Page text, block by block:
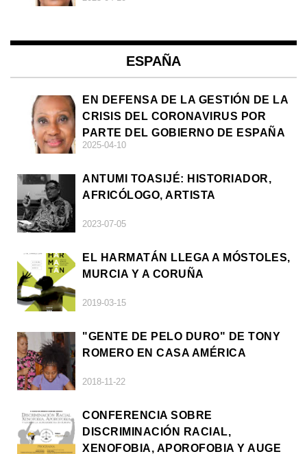
ESPAÑA
EN DEFENSA DE LA GESTIÓN DE LA
CRISIS DEL CORONAVIRUS POR
PARTE DEL GOBIERNO DE ESPAÑA
2025-04-10
ANTUMI TOASIJÉ: HISTORIADOR,
AFRICÓLOGO, ARTISTA
2023-07-05
EL HARMATÁN LLEGA A MÓSTOLES,
MURCIA Y A CORUÑA
2019-03-15
"GENTE DE PELO DURO" DE TONY
ROMERO EN CASA AMÉRICA
2018-11-22
CONFERENCIA SOBRE
DISCRIMINACIÓN RACIAL,
XENOFOBIA, APOROFOBIA Y AUGE